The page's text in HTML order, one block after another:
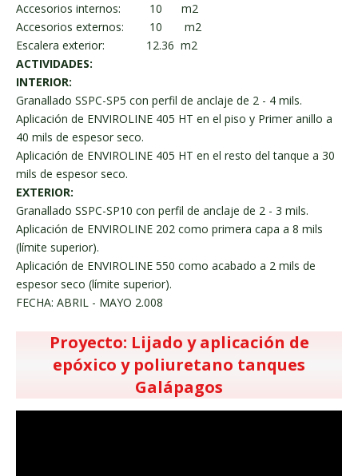
Accesorios internos: 10 m2
Accesorios externos: 10 m2
Escalera exterior: 12.36 m2
ACTIVIDADES:
INTERIOR:
Granallado SSPC-SP5 con perfil de anclaje de 2 - 4 mils.
Aplicación de ENVIROLINE 405 HT en el piso y Primer anillo a
40 mils de espesor seco.
Aplicación de ENVIROLINE 405 HT en el resto del tanque a 30
mils de espesor seco.
EXTERIOR:
Granallado SSPC-SP10 con perfil de anclaje de 2 - 3 mils.
Aplicación de ENVIROLINE 202 como primera capa a 8 mils
(límite superior).
Aplicación de ENVIROLINE 550 como acabado a 2 mils de
espesor seco (límite superior).
FECHA: ABRIL - MAYO 2.008
Proyecto: Lijado y aplicación de
epóxico y poliuretano tanques
Galápagos